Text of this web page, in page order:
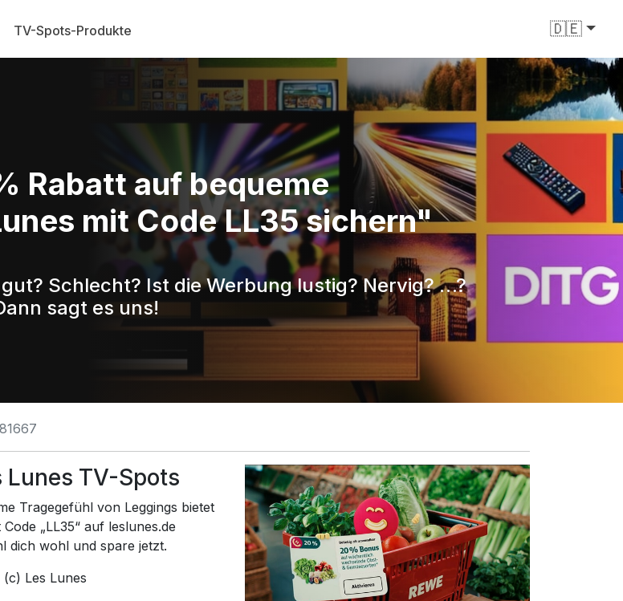
TV-Spots-Produkte 🇩🇪
Rabatt auf bequeme
mit Code LL35 sichern"
Schlecht? Ist die Werbung lustig? Nervig? …?
sagt es uns!
Lunes TV-Spots
Tragegefühl von Leggings bietet
„LL35“ auf leslunes.de
dich wohl und spare jetzt.
(c) Les Lunes